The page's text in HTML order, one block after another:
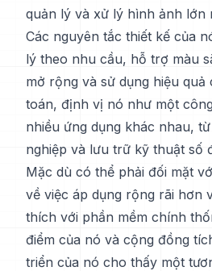
quản lý và xử lý hình ảnh lớn
Các nguyên tắc thiết kế của
lý theo nhu cầu, hỗ trợ màu
mở rộng và sử dụng hiệu
toán, định vị nó như một
nhiều ứng dụng khác nhau,
nghiệp và lưu trữ kỹ thuật số
Mặc dù có thể phải đối mặt
về việc áp dụng rộng rãi hơn
thích với phần mềm chính
điểm của nó và cộng đồng
triển của nó cho thấy một